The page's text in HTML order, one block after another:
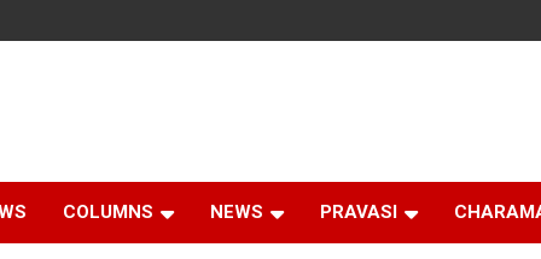
COLUMNS NEWS PRAVASI